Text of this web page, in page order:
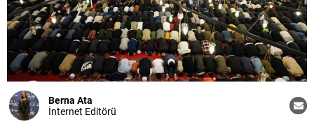
Berna Ata
İnternet Editörü